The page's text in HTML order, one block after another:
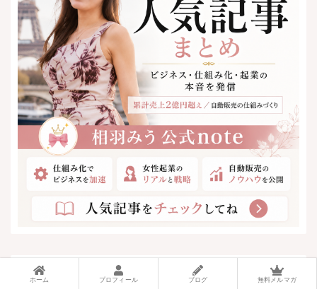
ホーム プロフィール ブログ 無料メルマガ